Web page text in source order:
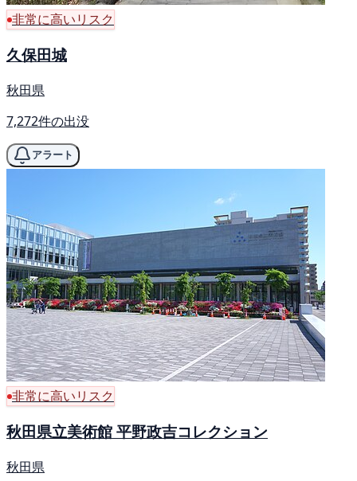
非常に高いリスク
久保田城
秋田県
7,272件の出没
アラート
非常に高いリスク
秋田県立美術館 平野政吉コレクション
秋田県